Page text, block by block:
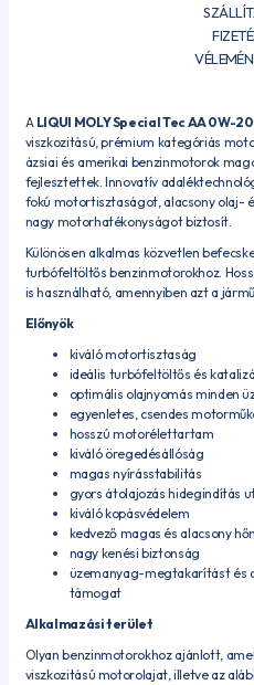
A LIQUI MOLY Special Tec AA 0W-20
viszkozitású, prémium kategóriás
ázsiai és amerikai benzinmotorok
fejlesztettek. Innovatív
fokú motortisztaságot, alacsony olaj-
nagy motorhatékonyságot biztosít.
Különösen alkalmas közvetlen
turbófeltöltős benzinmotorokhoz.
is használható, amennyiben azt a
Előnyök
kiváló motortisztaság
ideális turbófeltöltős és
optimális olajnyomás minden
egyenletes, csendes
hosszú motorélettartam
kiváló öregedésállóság
magas nyírásstabilitás
gyors átolajozás hidegindítás
kiváló kopásvédelem
kedvező magas és alacsony
nagy kenési biztonság
üzemanyag-megtakarítást és
támogat
Alkalmazási terület
Olyan benzinmotorokhoz ajánlott,
viszkozitású motorolajat, illetve az